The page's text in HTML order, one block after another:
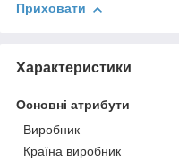
Приховати
Характеристики
Основні атрибути
Виробник
Країна виробник